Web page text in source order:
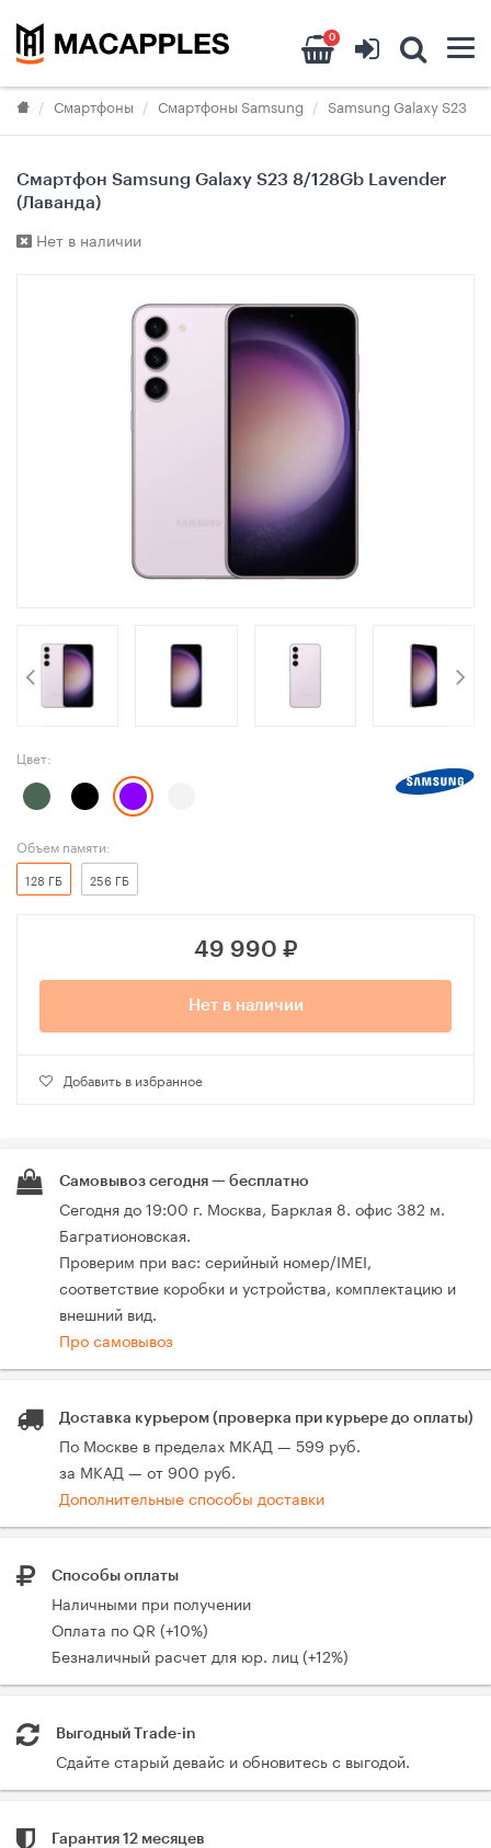
0
Смартфоны Смартфоны Samsung Samsung Galaxy S23
Смартфон Samsung Galaxy S23 8/128Gb Lavender
(Лаванда)
Нет в наличии
Цвет:
Объем памяти:
128 ГБ 256 ГБ
49 990 ₽
Нет в наличии
Добавить в избранное
Самовывоз сегодня — бесплатно
Сегодня до 19:00 г. Москва, Барклая 8. офис 382 м.
Багратионовская.
Проверим при вас: серийный номер/IMEI,
соответствие коробки и устройства, комплектацию и
внешний вид.
Про самовывоз
Доставка курьером (проверка при курьере до оплаты)
По Москве в пределах МКАД — 599 руб.
за МКАД — от 900 руб.
Дополнительные способы доставки
Способы оплаты
Наличными при получении
Оплата по QR (+10%)
Безналичный расчет для юр. лиц (+12%)
Выгодный Trade-in
Сдайте старый девайс и обновитесь с выгодой.
Гарантия 12 месяцев